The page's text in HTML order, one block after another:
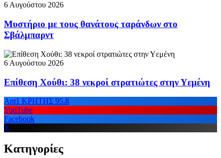
6 Αυγούστου 2026
Μυστήριο με τους θανάτους ταράνδων στο
Σβάλμπαρντ
6 Αυγούστου 2026
Επίθεση Χούθι: 38 νεκροί στρατιώτες στην Υεμένη
Ant1 ΚΡΗΤΗΣ 95.8
YouTube
Facebook
X
Κατηγορίες